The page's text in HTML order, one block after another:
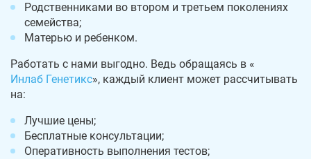
Родственниками во втором и третьем поколениях
семейства;
Матерью и ребенком.
Работать с нами выгодно. Ведь обращаясь в «
Инлаб Генетикс», каждый клиент может рассчитывать
на:
Лучшие цены;
Бесплатные консультации;
Оперативность выполнения тестов;